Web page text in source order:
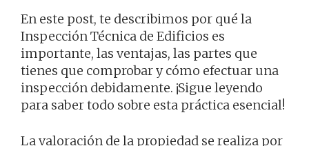
En este post, te describimos por qué la
Inspección Técnica de Edificios es
importante, las ventajas, las partes que
tienes que comprobar y cómo efectuar una
inspección debidamente. ¡Sigue leyendo
para saber todo sobre esta práctica esencial!
La valoración de la propiedad se realiza por